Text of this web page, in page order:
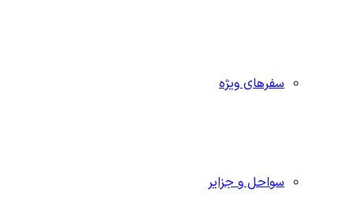
سفرهای ویژه
سواحل و جزایر